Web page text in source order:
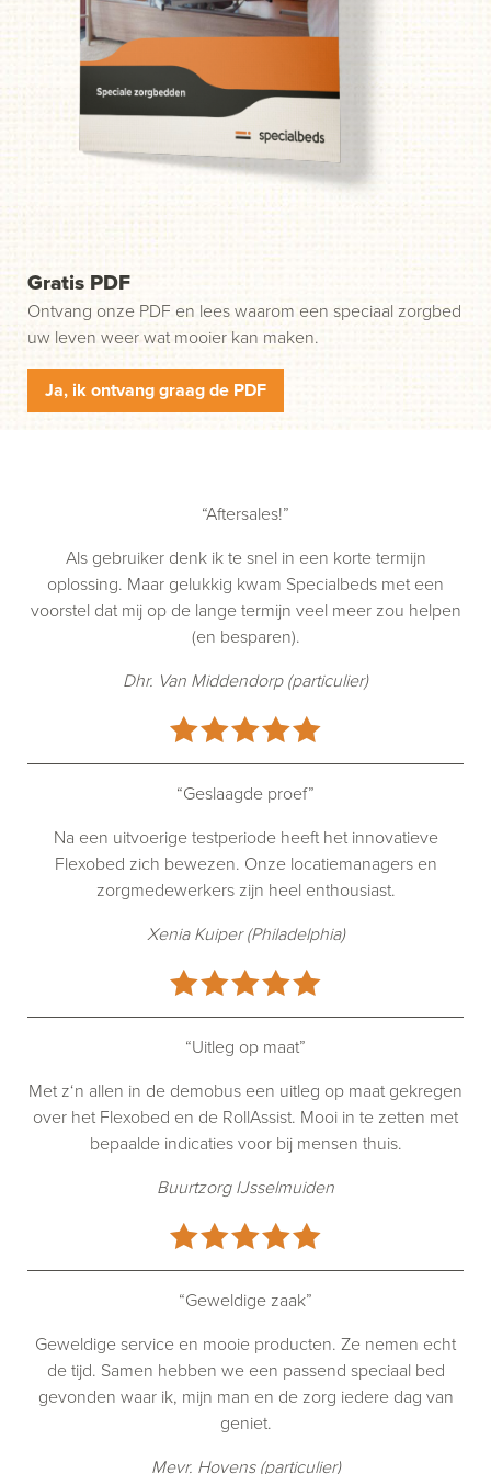
probleem. Wij helpen u in drie gemakkelijke stappen op
weg. Stap 1: klik op de groene knop "Start uw aanvraag"
en wij nemen contact met u op.
Gratis PDF
Ontvang onze PDF en lees waarom een speciaal zorgbed
uw leven weer wat mooier kan maken.
Ja, ik ontvang graag de PDF
“Aftersales!”
Als gebruiker denk ik te snel in een korte termijn
oplossing. Maar gelukkig kwam Specialbeds met een
voorstel dat mij op de lange termijn veel meer zou helpen
(en besparen).
Dhr. Van Middendorp (particulier)
“Geslaagde proef”
Na een uitvoerige testperiode heeft het innovatieve
Flexobed zich bewezen. Onze locatiemanagers en
zorgmedewerkers zijn heel enthousiast.
Xenia Kuiper (Philadelphia)
“Uitleg op maat”
Met z‘n allen in de demobus een uitleg op maat gekregen
over het Flexobed en de RollAssist. Mooi in te zetten met
bepaalde indicaties voor bij mensen thuis.
Buurtzorg IJsselmuiden
“Geweldige zaak”
Geweldige service en mooie producten. Ze nemen echt
de tijd. Samen hebben we een passend speciaal bed
gevonden waar ik, mijn man en de zorg iedere dag van
geniet.
Mevr. Hovens (particulier)